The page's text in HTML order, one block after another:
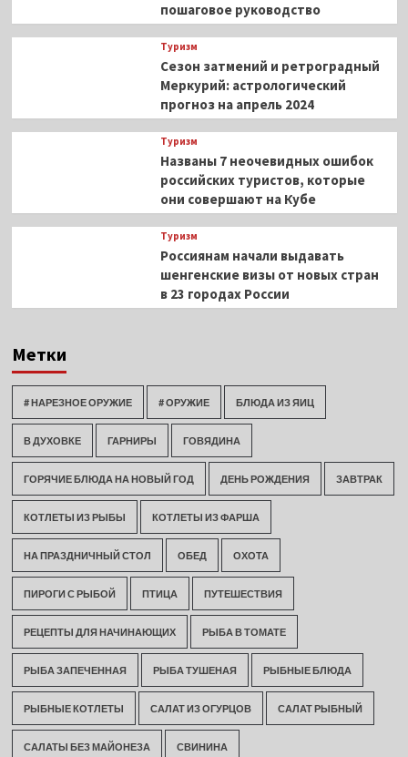
пошаговое руководство
Туризм
Сезон затмений и ретроградный
Меркурий: астрологический
прогноз на апрель 2024
Туризм
Названы 7 неочевидных ошибок
российских туристов, которые
они совершают на Кубе
Туризм
Россиянам начали выдавать
шенгенские визы от новых стран
в 23 городах России
Метки
# НАРЕЗНОЕ ОРУЖИЕ # ОРУЖИЕ БЛЮДА ИЗ ЯИЦ
В ДУХОВКЕ ГАРНИРЫ ГОВЯДИНА
ГОРЯЧИЕ БЛЮДА НА НОВЫЙ ГОД ДЕНЬ РОЖДЕНИЯ ЗАВТРАК
КОТЛЕТЫ ИЗ РЫБЫ КОТЛЕТЫ ИЗ ФАРША
НА ПРАЗДНИЧНЫЙ СТОЛ ОБЕД ОХОТА
ПИРОГИ С РЫБОЙ ПТИЦА ПУТЕШЕСТВИЯ
РЕЦЕПТЫ ДЛЯ НАЧИНАЮЩИХ РЫБА В ТОМАТЕ
РЫБА ЗАПЕЧЕННАЯ РЫБА ТУШЕНАЯ РЫБНЫЕ БЛЮДА
РЫБНЫЕ КОТЛЕТЫ САЛАТ ИЗ ОГУРЦОВ САЛАТ РЫБНЫЙ
САЛАТЫ БЕЗ МАЙОНЕЗА СВИНИНА